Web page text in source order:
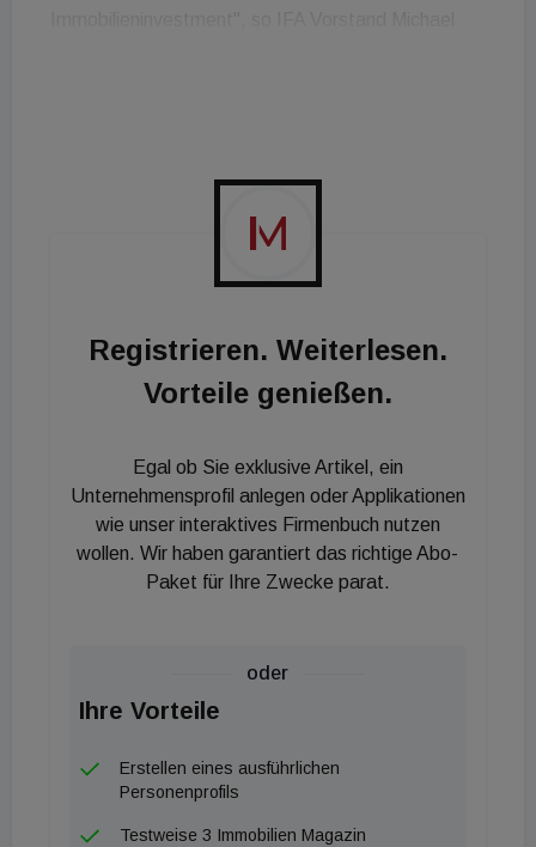
realisiert. Danke an alle, die an diesem IFA Projekt
Registrieren. Weiterlesen.
Vorteile genießen.
Egal ob Sie exklusive Artikel, ein
Unternehmensprofil anlegen oder Applikationen
wie unser interaktives Firmenbuch nutzen
wollen. Wir haben garantiert das richtige Abo-
Paket für Ihre Zwecke parat.
oder
Ihre Vorteile
Erstellen eines ausführlichen
Personenprofils
Testweise 3 Immobilien Magazin